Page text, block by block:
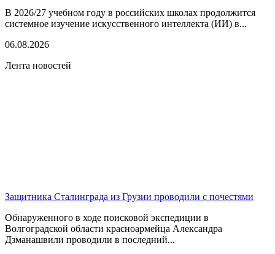
В 2026/27 учебном году в российских школах продолжится
системное изучение искусственного интеллекта (ИИ) в...
06.08.2026
Лента новостей
Защитника Сталинграда из Грузии проводили с почестями
Обнаруженного в ходе поисковой экспедиции в
Волгоградской области красноармейца Александра
Дзманашвили проводили в последний...